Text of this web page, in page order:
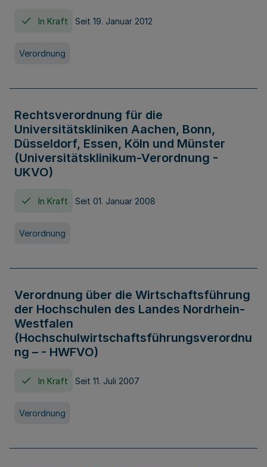
In Kraft Seit 19. Januar 2012
Verordnung
Rechtsverordnung für die
Universitätskliniken Aachen, Bonn,
Düsseldorf, Essen, Köln und Münster
(Universitätsklinikum-Verordnung -
UKVO)
In Kraft Seit 01. Januar 2008
Verordnung
Verordnung über die Wirtschaftsführung
der Hochschulen des Landes Nordrhein-
Westfalen
(Hochschulwirtschaftsführungsverordnu
ng – - HWFVO)
In Kraft Seit 11. Juli 2007
Verordnung